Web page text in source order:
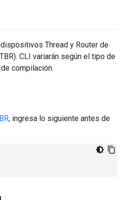
Thread y Router de
CLI variarán según el tipo de
compilación.
, ingresa lo siguiente antes de